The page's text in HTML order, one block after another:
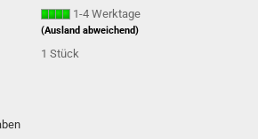
1-4 Werktage
(Ausland abweichend)
1Stück